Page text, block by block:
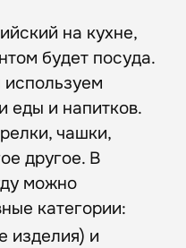
на кухне,
будет посуда.
еды и напитков.
чашки,
другое. В
можно
категории:
изделия) и